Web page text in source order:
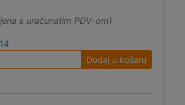
s uračunatim PDV-om)
Dodaj u košaru